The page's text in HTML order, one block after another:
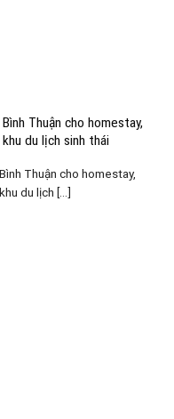
Thuận cho homestay,
du lịch sinh thái
Thuận cho homestay,
du lịch [...]